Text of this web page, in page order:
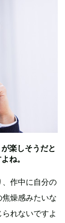
楽しそうだと
ね。
作中に自分の
燥感みたいな
れないですよ